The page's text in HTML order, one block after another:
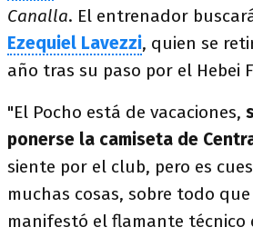
Canalla. El entrenador
Ezequiel Lavezzi, quien se
año tras su paso por el Hebei
"El Pocho está de vacaciones,
ponerse la camiseta de
siente por el club, pero es
muchas cosas, sobre todo
manifestó el flamante técnico